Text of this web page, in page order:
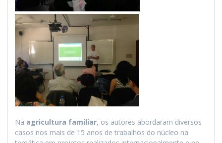
Na agricultura familiar, os autores abordaram diversos
casos nos mais de 15 anos de trabalhos do núcleo na